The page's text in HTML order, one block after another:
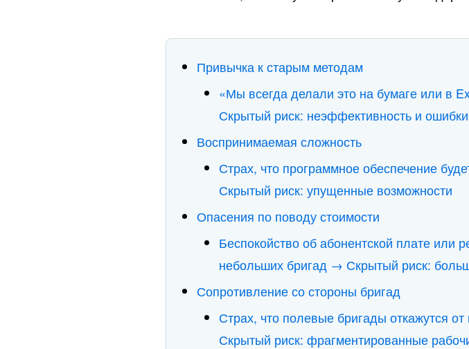
Привычка к старым методам
«Мы всегда делали это на бумаге или в
Скрытый риск: неэффективность и ошибки
Воспринимаемая сложность
Страх, что программное обеспечение
Скрытый риск: упущенные возможности
Опасения по поводу стоимости
Беспокойство об абонентской плате или
небольших бригад → Скрытый риск:
Сопротивление со стороны бригад
Страх, что полевые бригады откажутся
Скрытый риск: фрагментированные